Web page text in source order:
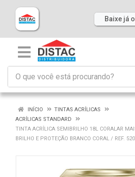
Baixe já
INÍCIO
TINTAS ACRÍLICAS
ACRÍLICAS STANDARD
TINTA ACRÍLICA SEMIBRILHO 18L CORALAR
BRILHO E PROTEÇÃO BRANCO CORAL / REF.